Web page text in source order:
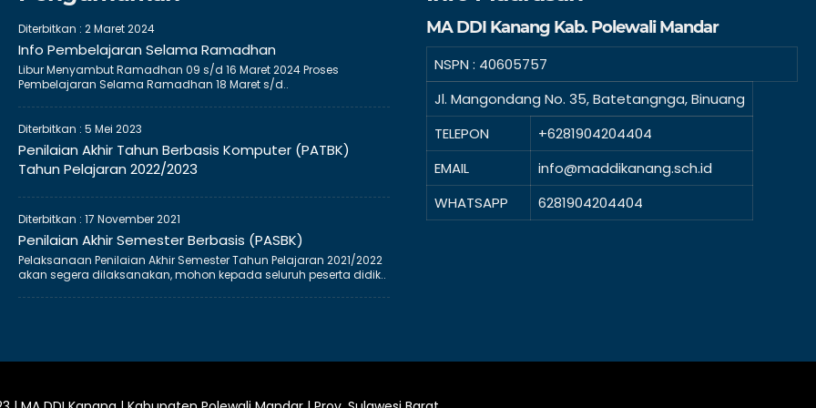
Diterbitkan : 2 Maret 2024
Info Pembelajaran Selama Ramadhan
Libur Menyambut Ramadhan 09 s/d 16 Maret 2024 Proses
Pembelajaran Selama Ramadhan 18 Maret s/d..
Diterbitkan : 5 Mei 2023
Penilaian Akhir Tahun Berbasis Komputer (PATBK)
Tahun Pelajaran 2022/2023
Diterbitkan : 17 November 2021
Penilaian Akhir Semester Berbasis (PASBK)
Pelaksanaan Penilaian Akhir Semester Tahun Pelajaran 2021/2022
akan segera dilaksanakan, mohon kepada seluruh peserta didik..
MA DDI Kanang Kab. Polewali Mandar
NSPN : 40605757
Jl. Mangondang No. 35, Batetangnga, Binuang
TELEPON
+6281904204404
EMAIL
info@maddikanang.sch.id
WHATSAPP
6281904204404